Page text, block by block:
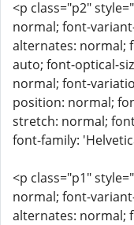
<p class="p2"
normal; font-
alternates: normal;
auto; font-optical-
normal; font-
position: normal;
stretch: normal;
font-family:
<p class="p1"
normal; font-
alternates: normal;